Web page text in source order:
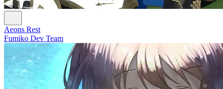
Aeons Rest
Fumiko Dev Team